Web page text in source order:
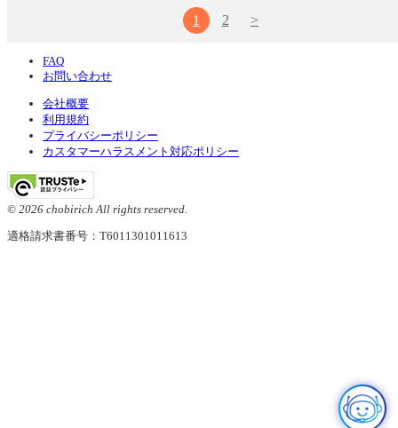
1 2 >
FAQ
お問い合わせ
会社概要
利用規約
プライバシーポリシー
カスタマーハラスメント対応ポリシー
© 2026 chobirich All rights reserved.
適格請求書番号：T6011301011613